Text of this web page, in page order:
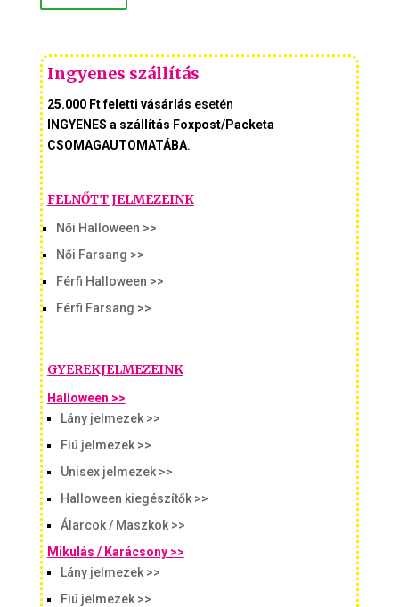
Ingyenes szállítás
25.000 Ft feletti vásárlás esetén
INGYENES a szállítás Foxpost/Packeta
CSOMAGAUTOMATÁBA.
FELNŐTT JELMEZEINK
Női Halloween >>
Női Farsang >>
Férfi Halloween >>
Férfi Farsang >>
GYEREKJELMEZEINK
Halloween >>
Lány jelmezek >>
Fiú jelmezek >>
Unisex jelmezek >>
Halloween kiegészítők >>
Álarcok / Maszkok >>
Mikulás / Karácsony >>
Lány jelmezek >>
Fiú jelmezek >>